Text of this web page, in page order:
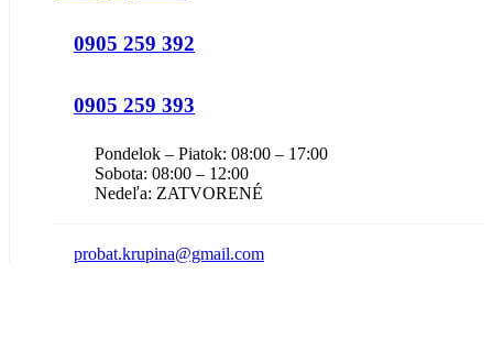
0905 259 392
0905 259 393
Pondelok – Piatok: 08:00 – 17:00
Sobota: 08:00 – 12:00
Nedeľa: ZATVORENÉ
probat.krupina@gmail.com